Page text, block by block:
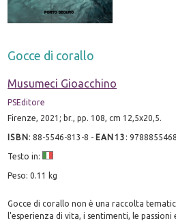
Gocce di corallo
Musumeci Gioacchino
PSEditore
Firenze, 2021; br., pp. 108, cm 12,5x20,5.
ISBN:88-5546-813-8 - EAN13 :
Testo in:
Peso: 0.11 kg
Gocce di corallo non è una raccolta
l'esperienza di vita, i sentimenti, le passioni